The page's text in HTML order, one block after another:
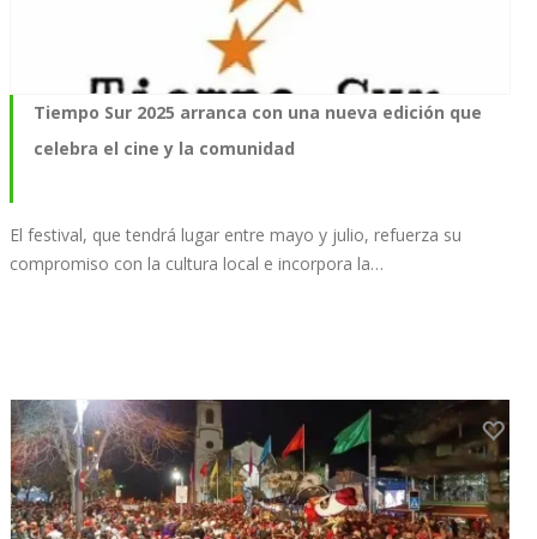
Tiempo Sur 2025 arranca con una nueva edición que
celebra el cine y la comunidad
El festival, que tendrá lugar entre mayo y julio, refuerza su
compromiso con la cultura local e incorpora la…